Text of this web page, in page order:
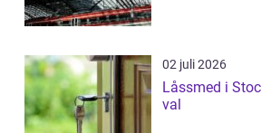
02 juli 2026
Låssmed i
val